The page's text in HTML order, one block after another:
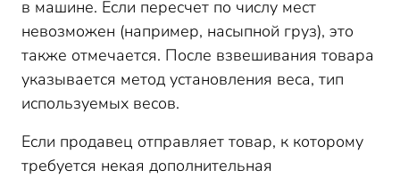
в машине. Если пересчет по числу мест
невозможен (например, насыпной груз), это
также отмечается. После взвешивания товара
указывается метод установления веса, тип
используемых весов.
Если продавец отправляет товар, к которому
требуется некая дополнительная